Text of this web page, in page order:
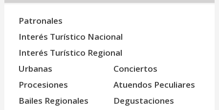
Patronales
Interés Turístico Nacional
Interés Turístico Regional
Urbanas
Conciertos
Procesiones
Atuendos Peculiares
Bailes Regionales
Degustaciones